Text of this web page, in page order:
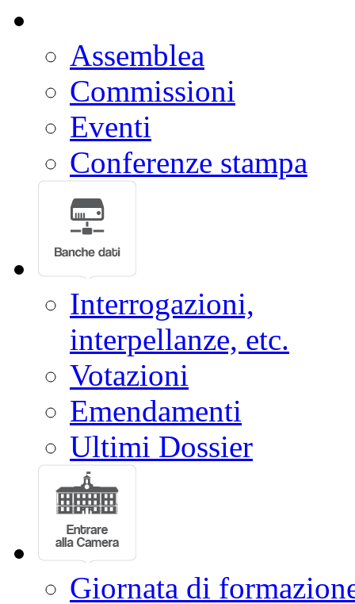
Notizie sui lavori
Assemblea
Commissioni
Eventi
Conferenze stampa
Interrogazioni,
interpellanze, etc.
Votazioni
Emendamenti
Ultimi Dossier